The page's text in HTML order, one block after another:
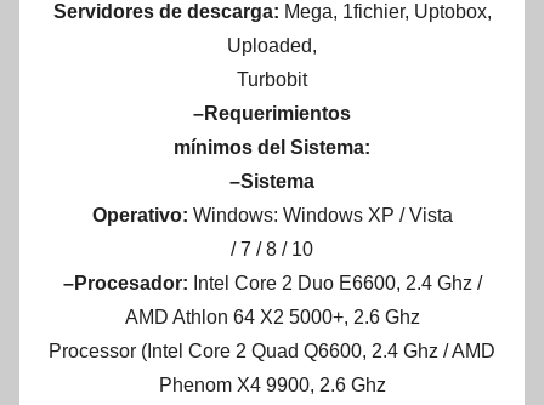
Servidores de descarga: Mega, 1fichier, Uptobox,
Uploaded,
Turbobit
–Requerimientos
mínimos del Sistema:
–Sistema
Operativo: Windows: Windows XP / Vista
/ 7 / 8 / 10
–Procesador: Intel Core 2 Duo E6600, 2.4 Ghz /
AMD Athlon 64 X2 5000+, 2.6 Ghz
Processor (Intel Core 2 Quad Q6600, 2.4 Ghz / AMD
Phenom X4 9900, 2.6 Ghz